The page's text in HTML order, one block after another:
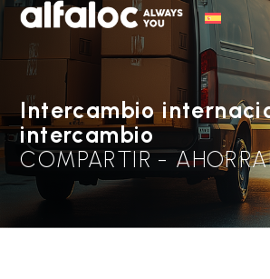
Intercambio
intercambio
COMPARTIR -